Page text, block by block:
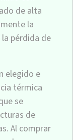
de alta
la
pérdida de
elegido e
térmica
se
de
Al comprar